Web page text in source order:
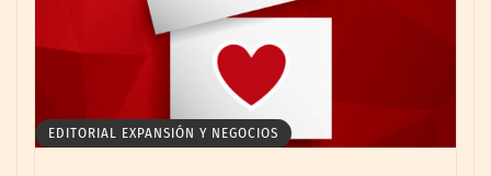
EDITORIAL EXPANSIÓN Y NEGOCIOS